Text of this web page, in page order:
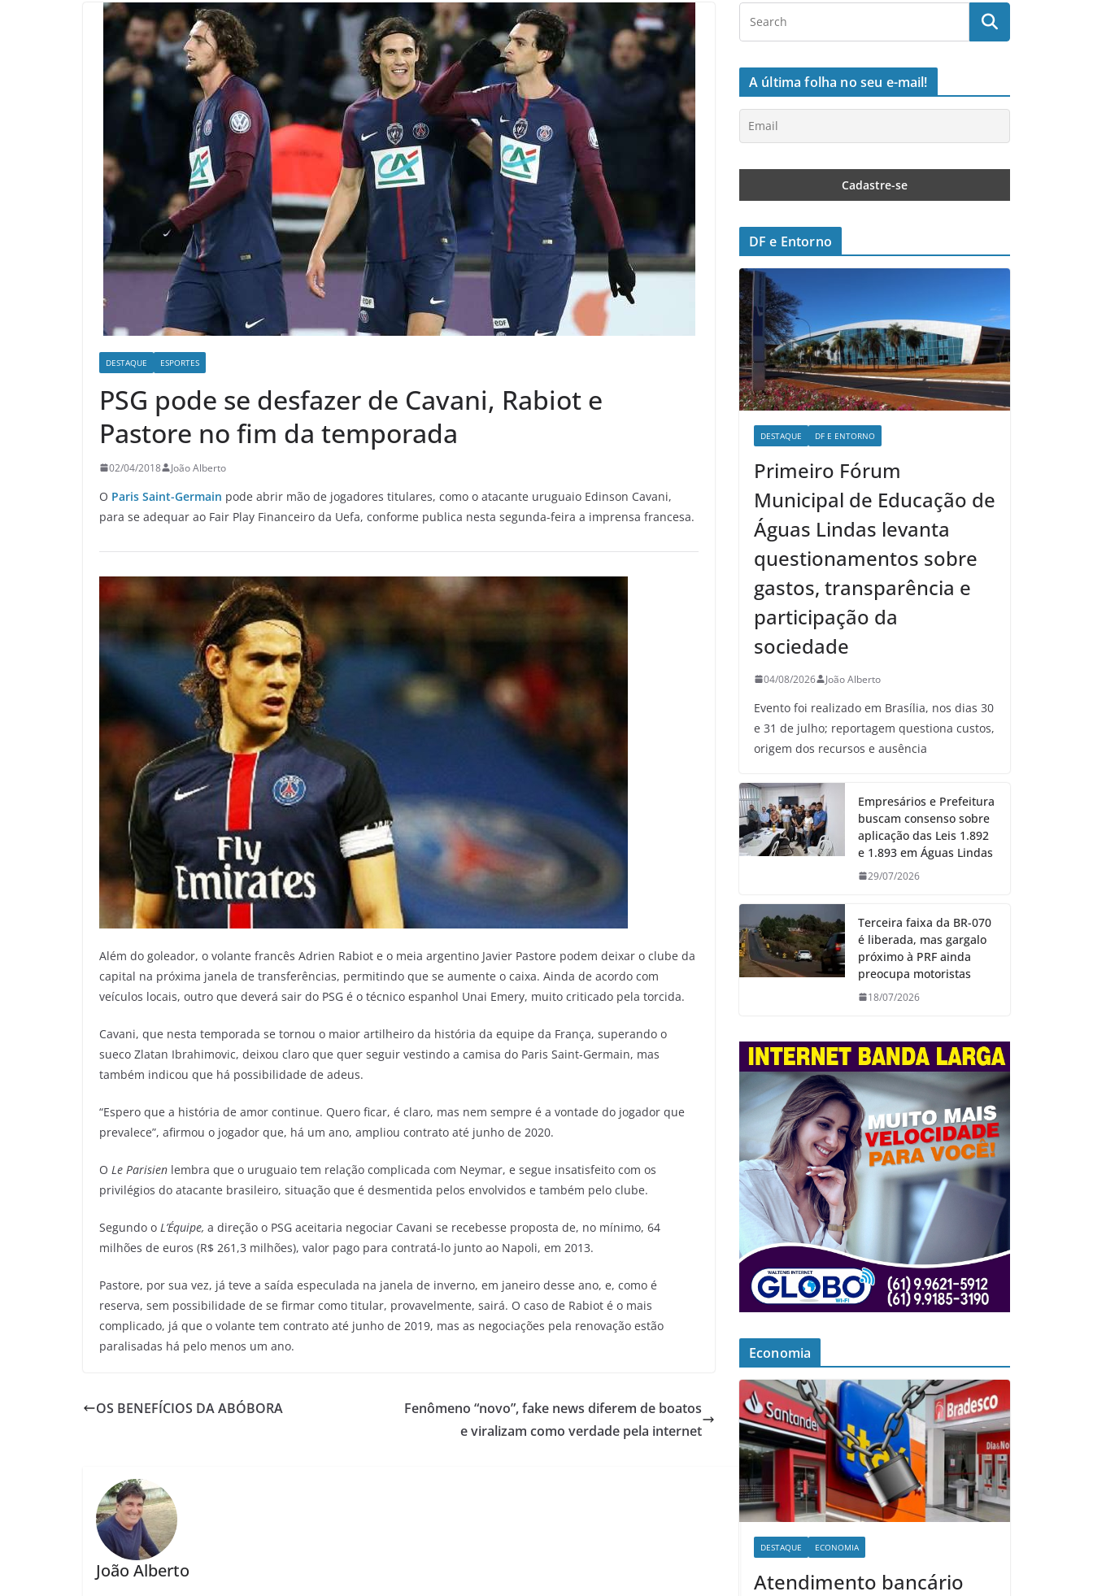
DESTAQUE ESPORTES
PSG pode se desfazer de Cavani, Rabiot e
Pastore no fim da temporada
02/04/2018 João Alberto
O Paris Saint-Germain pode abrir mão de jogadores titulares, como o atacante uruguaio Edinson Cavani,
para se adequar ao Fair Play Financeiro da Uefa, conforme publica nesta segunda-feira a imprensa francesa.
Além do goleador, o volante francês Adrien Rabiot e o meia argentino Javier Pastore podem deixar o clube da
capital na próxima janela de transferências, permitindo que se aumente o caixa. Ainda de acordo com
veículos locais, outro que deverá sair do PSG é o técnico espanhol Unai Emery, muito criticado pela torcida.
Cavani, que nesta temporada se tornou o maior artilheiro da história da equipe da França, superando o
sueco Zlatan Ibrahimovic, deixou claro que quer seguir vestindo a camisa do Paris Saint-Germain, mas
também indicou que há possibilidade de adeus.
“Espero que a história de amor continue. Quero ficar, é claro, mas nem sempre é a vontade do jogador que
prevalece”, afirmou o jogador que, há um ano, ampliou contrato até junho de 2020.
O Le Parisien lembra que o uruguaio tem relação complicada com Neymar, e segue insatisfeito com os
privilégios do atacante brasileiro, situação que é desmentida pelos envolvidos e também pelo clube.
Segundo o L’Équipe, a direção o PSG aceitaria negociar Cavani se recebesse proposta de, no mínimo, 64
milhões de euros (R$ 261,3 milhões), valor pago para contratá-lo junto ao Napoli, em 2013.
Pastore, por sua vez, já teve a saída especulada na janela de inverno, em janeiro desse ano, e, como é
reserva, sem possibilidade de se firmar como titular, provavelmente, sairá. O caso de Rabiot é o mais
complicado, já que o volante tem contrato até junho de 2019, mas as negociações pela renovação estão
paralisadas há pelo menos um ano.
OS BENEFÍCIOS DA ABÓBORA
Fenômeno “novo”, fake news diferem de boatos
e viralizam como verdade pela internet
João Alberto
A última folha no seu e-mail!
DF e Entorno
DESTAQUE DF E ENTORNO
Primeiro Fórum
Municipal de Educação de
Águas Lindas levanta
questionamentos sobre
gastos, transparência e
participação da
sociedade
04/08/2026 João Alberto
Evento foi realizado em Brasília, nos dias 30
e 31 de julho; reportagem questiona custos,
origem dos recursos e ausência
Empresários e Prefeitura
buscam consenso sobre
aplicação das Leis 1.892
e 1.893 em Águas Lindas
29/07/2026
Terceira faixa da BR-070
é liberada, mas gargalo
próximo à PRF ainda
preocupa motoristas
18/07/2026
Economia
DESTAQUE ECONOMIA
Atendimento bancário